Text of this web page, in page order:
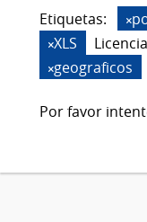
Etiquetas:
XLS
geograficos
Por favor